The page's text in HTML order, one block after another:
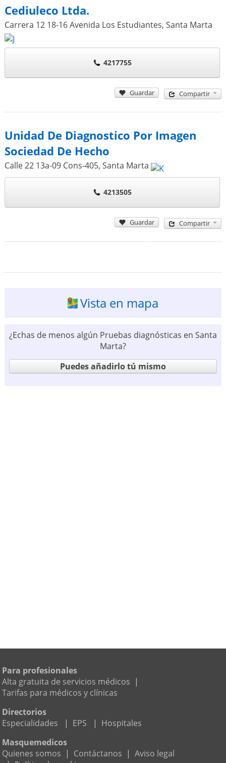
Cediuleco Ltda.
Carrera 12 18-16 Avenida Los Estudiantes, Santa Marta
4217755
Guardar Compartir
Unidad De Diagnostico Por Imagen
Sociedad De Hecho
Calle 22 13a-09 Cons-405, Santa Marta
4213505
Guardar Compartir
Vista en mapa
¿Echas de menos algún Pruebas diagnósticas en Santa
Marta?
Puedes añadirlo tú mismo
Para profesionales
Alta gratuita de servicios médicos |
Tarifas para médicos y clínicas
Directorios
Especialidades
| EPS | Hospitales
Masquemedicos
Quienes somos | Contáctanos | Aviso legal